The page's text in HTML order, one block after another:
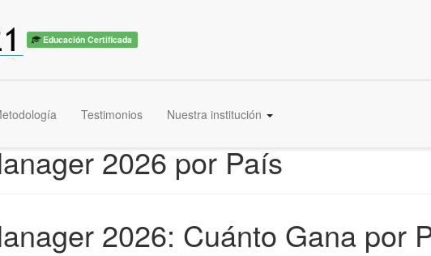
Educación Certificada
Testimonios Nuestra institución
2026 por País
2026: Cuánto Gana por